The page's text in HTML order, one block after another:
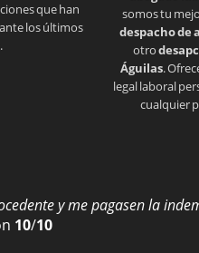
que han
los últimos
somos tu
despacho de
otro
Águilas.
legal laboral
cualquier
y me pagasen la
10/10